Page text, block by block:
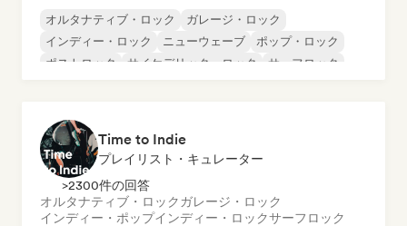
オルタナティブ・ロック
ガレージ・ロック
インディー・ロック
ニューウェーブ
ポップ・ロック
ポストロック
サイケデリック・ロック サーフロック
Time to Indie
プレイリスト・キュレーター
>2300件の回答
オルタナティブ・ロックガレージ・ロック
インディー・ポップインディー・ロックサーフロック